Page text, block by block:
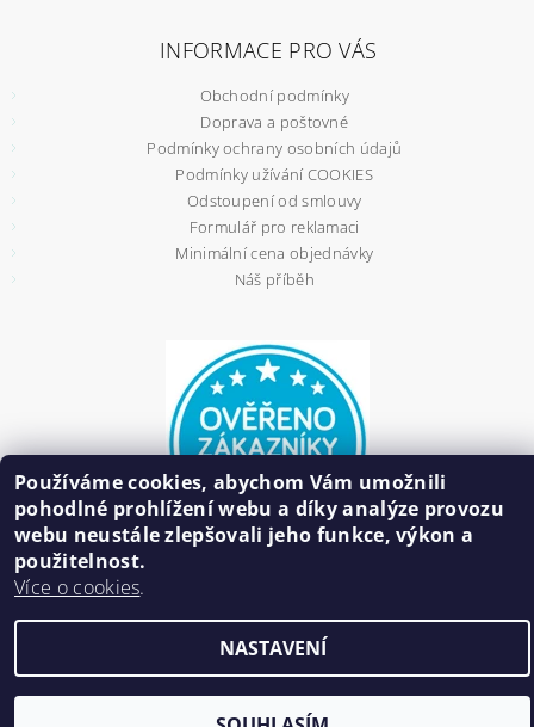
INFORMACE PRO VÁS
Obchodní podmínky
Doprava a poštovné
Podmínky ochrany osobních údajů
Podmínky užívání COOKIES
Odstoupení od smlouvy
Formulář pro reklamaci
Minimální cena objednávky
Náš příběh
2026 ©HAIR BIŽUTERIE, všechna práva vyhrazena
Vytvořil Shoptet
Používáme cookies, abychom Vám umožnili
pohodlné prohlížení webu a díky analýze provozu
webu neustále zlepšovali jeho funkce, výkon a
použitelnost.
Více o cookies.
NASTAVENÍ